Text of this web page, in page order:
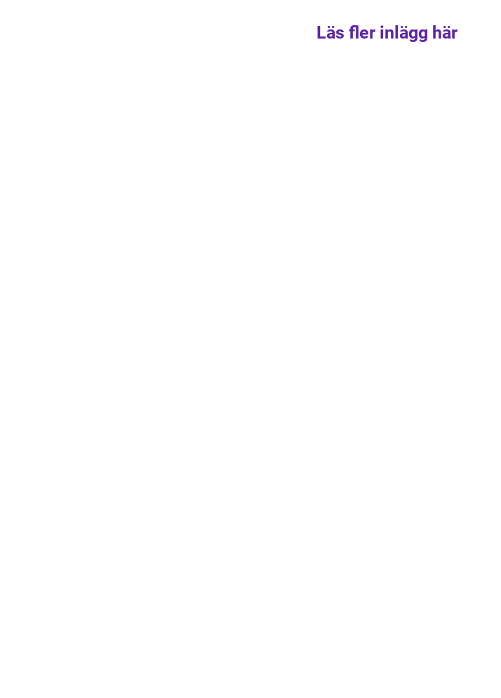
Läs fler inlägg här